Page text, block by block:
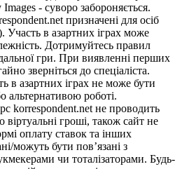
- суворо забороняється.
призначені для осіб
Участь в азартних іграх може
Дотримуйтесь правил
гри. При виявленні перших
зверніться до спеціаліста.
в азартних іграх не може бути
альтернативою роботі.
korrespondent.net не проводить
віртуальні гроші, також сайт не
оплату ставок та інших
можуть бути пов’язані з
чи тоталізаторами. Будь-